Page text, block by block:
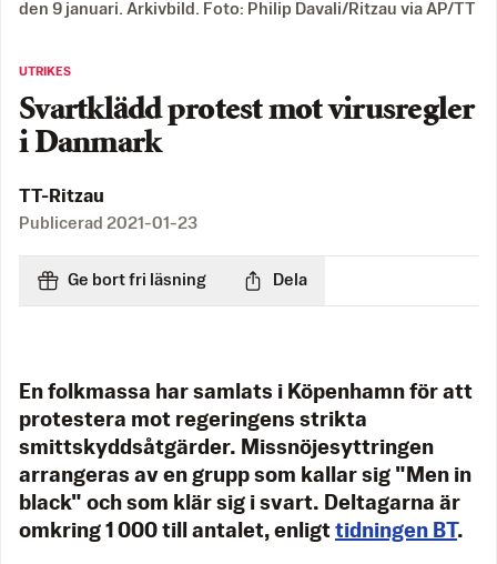
den 9 januari. Arkivbild. Foto: Philip Davali/Ritzau via AP/TT
UTRIKES
Svartklädd protest mot virusregler
i Danmark
TT-Ritzau
Publicerad 2021-01-23
Ge bort fri läsning Dela
En folkmassa har samlats i Köpenhamn för att
protestera mot regeringens strikta
smittskyddsåtgärder. Missnöjesyttringen
arrangeras av en grupp som kallar sig "Men in
black" och som klär sig i svart. Deltagarna är
omkring 1 000 till antalet, enligt tidningen BT .